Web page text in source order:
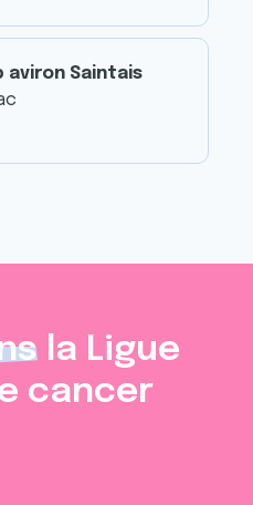
aviron Saintais
la Ligue
cancer